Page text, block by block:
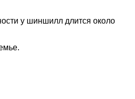
у шиншилл длится около